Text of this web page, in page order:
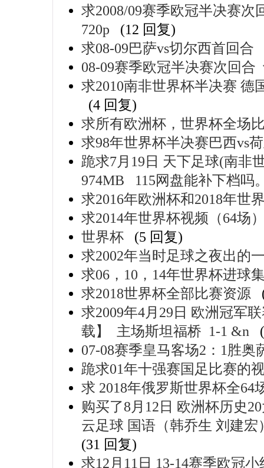
求2008/09赛季欧冠半决赛次
720p
(12 回复)
求08-09巴萨vs切尔西首回合
08-09赛季欧冠半决赛次回
求2010南非世界杯半决赛 德
(4 回复)
求所有欧洲杯，世界杯全场
求98年世界杯半决赛巴西vs
跪求7月19日 天下足球(南非
974MB 115网盘能补下档吗
求2016年欧洲杯和2018年世
求2014年世界杯视频（64场
世界杯
(5 回复)
求2002年当时足球之夜出的
求06，10，14年世界杯进球
求2018世界杯全部比赛资源
求2009年4月29日 欧洲冠军
载】 主场斯坦福桥 1-1 &n
07-08赛季皇马客场2：1胜奥
跪求01年十强赛国足比赛的
求 2018年俄罗斯世界杯全64
购买了8月12日 欧洲杯历史
云足球 国语（韩乔生 刘建
(31 回复)
求12月11日 13-14赛季欧冠